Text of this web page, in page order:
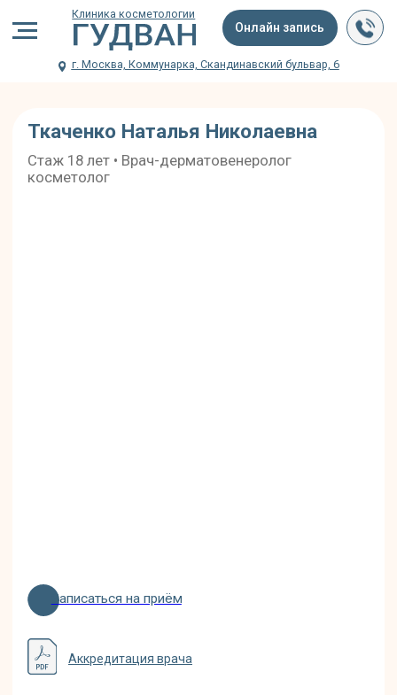
Онлайн запись
г. Москва, Коммунарка, Скандинавский бульвар, 6
Клиника косметологии
косметолог
лифтинга, контурной пластки и ботулотоксина.
Деликатная работа при коррекции форм и объёмов
Аппаратная косметология, инъекционная
косметология, SMAS-лифтинг , Rf-лифтинг